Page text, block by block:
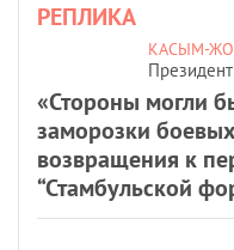
РЕПЛИКА
КАСЫМ-
«Стороны могли
заморозки
возвращения к
“Стамбульской